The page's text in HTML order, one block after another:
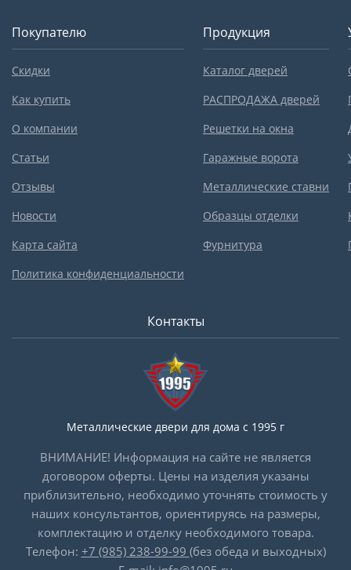
Покупателю
Скидки
Как купить
О компании
Статьи
Отзывы
Новости
Карта сайта
Политика конфиденциальности
Продукция
Каталог дверей
РАСПРОДАЖА дверей
Решетки на окна
Гаражные ворота
Металлические ставни
Образцы отделки
Фурнитура
Контакты
Металлические двери для дома с 1995 г
ВНИМАНИЕ! Информация на сайте не является
договором оферты. Цены на изделия указаны
приблизительно, необходимо уточнять стоимость у
наших консультантов, ориентируясь на размеры,
комплектацию и отделку необходимого товара.
Телефон: +7 (985) 238-99-99 (без обеда и выходных)